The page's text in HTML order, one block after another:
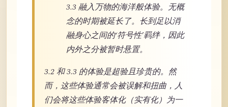
3.3 融入万物的海洋般体验。无概
念的时期被延长了。长到足以消
融身心之间的‘符号性’羁绊，因此
内外之分被暂时悬置。
3.2 和 3.3 的体验是超验且珍贵的。然
而，这些体验通常会被误解和扭曲，人
们会将这些体验客体化（实有化）为一